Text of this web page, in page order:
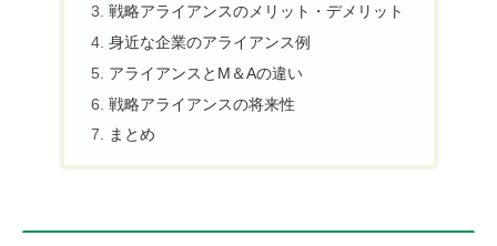
戦略アライアンスのメリット・デメリット
身近な企業のアライアンス例
アライアンスとM＆Aの違い
戦略アライアンスの将来性
まとめ